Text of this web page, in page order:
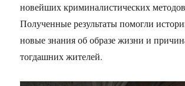
новейших криминалистических
Полученные результаты помогли
новые знания об образе жизни и
тогдашних жителей.